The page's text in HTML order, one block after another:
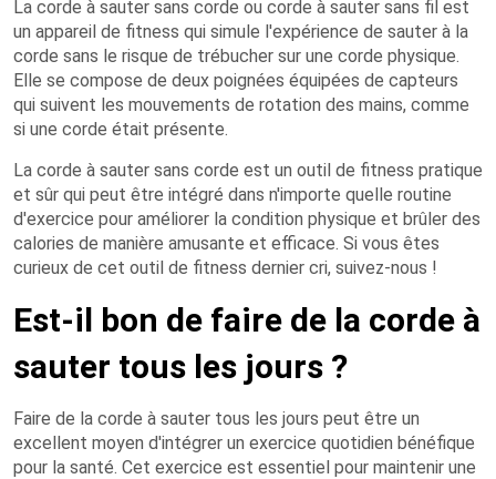
La corde à sauter sans corde ou corde à sauter sans fil est
un appareil de fitness qui simule l'expérience de sauter à la
corde sans le risque de trébucher sur une corde physique.
Elle se compose de deux poignées équipées de capteurs
qui suivent les mouvements de rotation des mains, comme
si une corde était présente.
La corde à sauter sans corde est un outil de fitness pratique
et sûr qui peut être intégré dans n'importe quelle routine
d'exercice pour améliorer la condition physique et brûler des
calories de manière amusante et efficace. Si vous êtes
curieux de cet outil de fitness dernier cri, suivez-nous !
Est-il bon de faire de la corde à
sauter tous les jours ?
Faire de la corde à sauter tous les jours peut être un
excellent moyen d'intégrer un exercice quotidien bénéfique
pour la santé. Cet exercice est essentiel pour maintenir une